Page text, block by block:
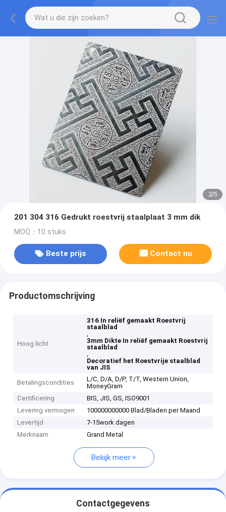
2/5
201 304 316 Gedrukt roestvrij staalplaat 3 mm dik
MOQ：10 stuks
Beste prijs Contact nu
Productomschrijving
Hoog licht
316 In reliëf gemaakt Roestvrij
staalblad
,
3mm Dikte In reliëf gemaakt Roestvrij
staalblad
,
Decoratief het Roestvrije staalblad
van JIS
Betalingscondities
L/C, D/A, D/P, T/T, Western Union,
MoneyGram
Certificering
BIS, JIS, GS, ISO9001
Levering vermogen
100000000000 Blad/Bladen per Maand
Levertijd
7-15work dagen
Merknaam
Grand Metal
Bekijk meer
Contactgegevens